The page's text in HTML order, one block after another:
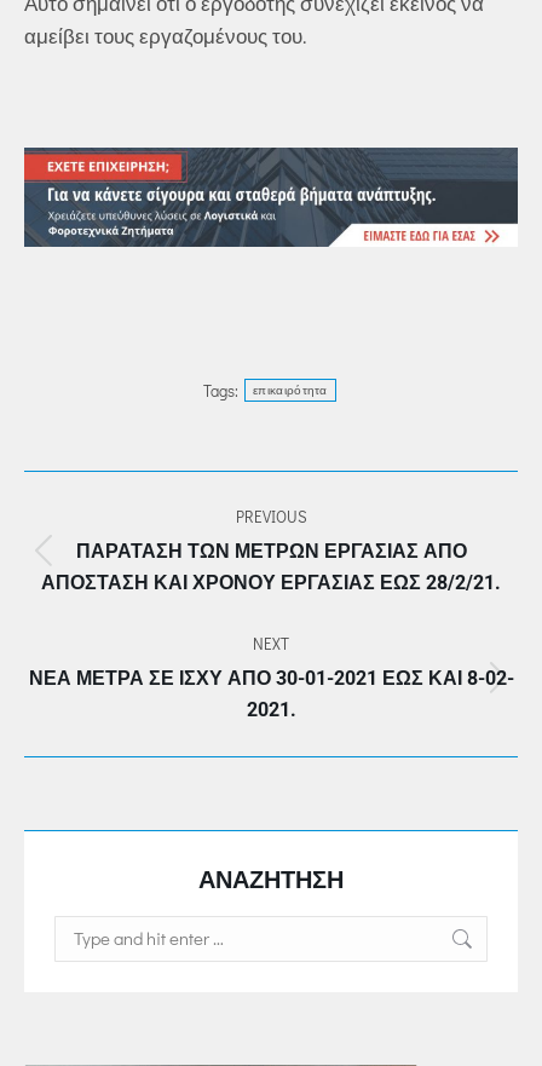
αμείβει τους εργαζομένους του.
Tags: επικαιρότητα
PREVIOUS
Previous
post:
ΠΑΡΆΤΑΣΗ ΤΩΝ ΜΈΤΡΩΝ ΕΡΓΑΣΊΑΣ ΑΠΌ
ΑΠΌΣΤΑΣΗ ΚΑΙ ΧΡΌΝΟΥ ΕΡΓΑΣΊΑΣ ΈΩΣ 28/2/21.
NEXT
Next
post:
ΝΈΑ ΜΈΤΡΑ ΣΕ ΙΣΧΎ ΑΠΌ 30-01-2021 ΈΩΣ ΚΑΙ 8-02-
2021.
ΑΝΑΖΗΤΗΣΗ
Search: